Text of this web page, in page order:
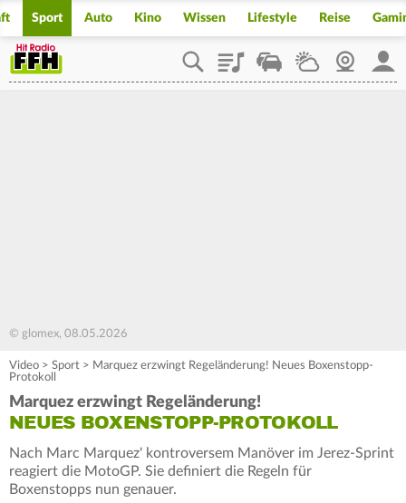
Sport Auto Kino Wissen Lifestyle Reise
PlaylistStaupilotWetterWebcam
© glomex, 08.05.2026
Video > Sport > Marquez erzwingt Regeländerung! Neues Boxenstopp-
Protokoll
Marquez erzwingt Regeländerung!
NEUES BOXENSTOPP-PROTOKOLL
Nach Marc Marquez' kontroversem Manöver im Jerez-Sprint
reagiert die MotoGP. Sie definiert die Regeln für
Boxenstopps nun genauer.